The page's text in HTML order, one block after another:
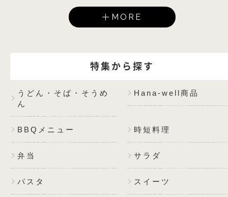
MORE
特集から探す
うどん・そば・そうめ
ん
Hana-well商品
BBQメニュー 時短料理
弁当 サラダ
パスタ スイーツ